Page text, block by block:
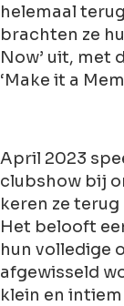
helemaal
brachten ze
Now’ uit, met
‘Make it a
April 2023
clubshow bij
keren ze
Het belooft
hun volledige
afgewisseld
klein en